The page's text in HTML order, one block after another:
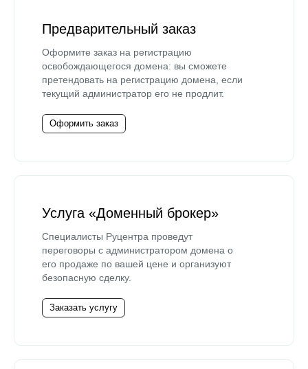
Предварительный заказ
Оформите заказ на регистрацию
освобождающегося домена: вы сможете
претендовать на регистрацию домена, если
текущий администратор его не продлит.
Оформить заказ
Услуга «Доменный брокер»
Специалисты Руцентра проведут
переговоры с администратором домена о
его продаже по вашей цене и организуют
безопасную сделку.
Заказать услугу